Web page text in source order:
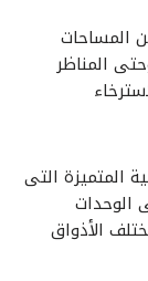
المساحات
المناظر
المتميزة التى
الوحدات
الأذواق